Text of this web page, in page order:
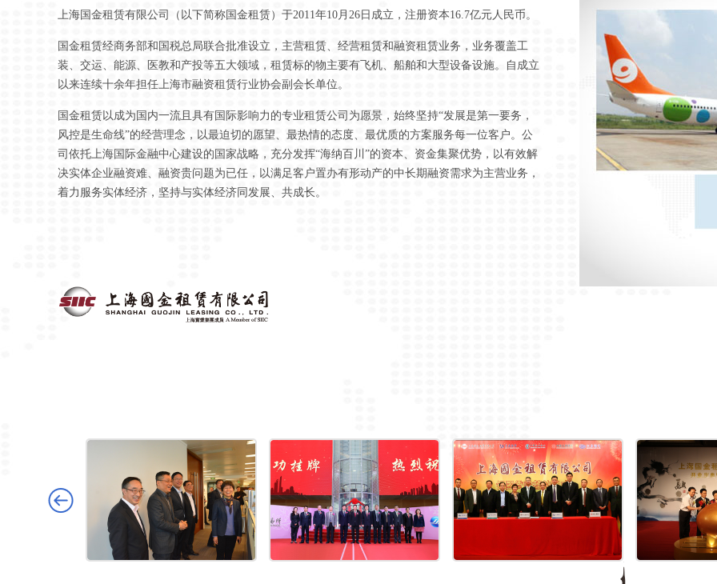
上海国金租赁有限公司（以下简称国金租赁）于2011年10月26日成立，注册资本16.7亿元人民币。
国金租赁经商务部和国税总局联合批准设立，主营租赁、经营租赁和融资租赁业务，业务覆盖工
装、交运、能源、医教和产投等五大领域，租赁标的物主要有飞机、船舶和大型设备设施。自成立
以来连续十余年担任上海市融资租赁行业协会副会长单位。
国金租赁以成为国内一流且具有国际影响力的专业租赁公司为愿景，始终坚持“发展是第一要务，
风控是生命线”的经营理念，以最迫切的愿望、最热情的态度、最优质的方案服务每一位客户。公
司依托上海国际金融中心建设的国家战略，充分发挥“海纳百川”的资本、资金集聚优势，以有效解
决实体企业融资难、融资贵问题为已任，以满足客户置办有形动产的中长期融资需求为主营业务，
着力服务实体经济，坚持与实体经济同发展、共成长。